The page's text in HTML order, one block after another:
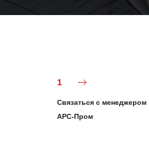
1
Связаться с менеджером
АРС-Пром